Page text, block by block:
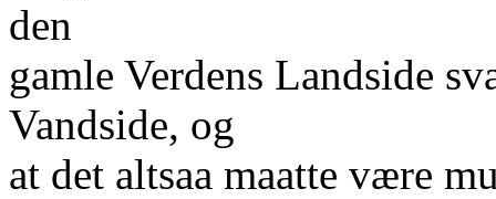
den
gamle Verdens Landside
Vandside, og
at det altsaa maatte være